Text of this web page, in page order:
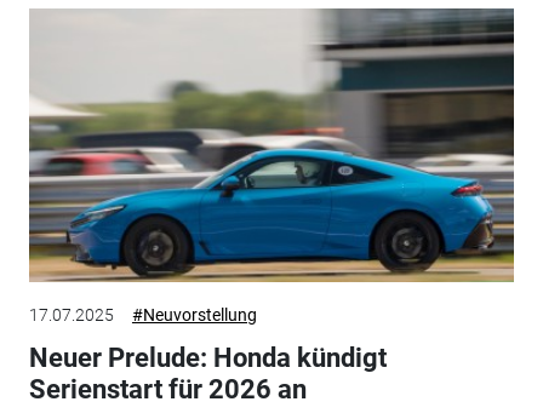
17.07.2025 #Neuvorstellung
Neuer Prelude: Honda kündigt
Serienstart für 2026 an